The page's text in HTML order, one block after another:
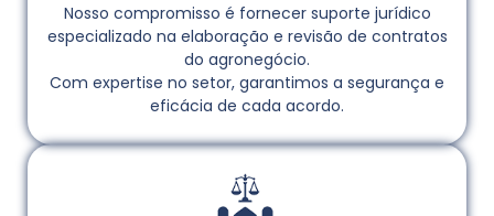
Nosso compromisso é fornecer suporte jurídico
especializado na elaboração e revisão de contratos
do agronegócio.
Com expertise no setor, garantimos a segurança e
eficácia de cada acordo.